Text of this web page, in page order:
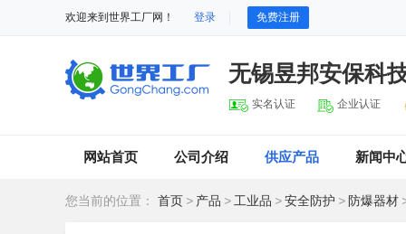
欢迎来到世界工厂网！ 登录 免费注册
无锡昱邦安保科
实名认证 企业认证
网站首页 公司介绍 供应产品 新闻中
您当前的位置： 首页 > 产品 > 工业品 >安全防护 > 防爆器材